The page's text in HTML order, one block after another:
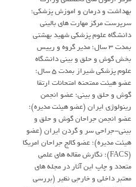
بهداشت و درمان و اموزش پزشکی؛
سرپرست مرکز مهارت های بالینی
دانشگاه علوم پزشکی شهید بهشتی
بمدت 3 سال؛ مدیر گروه و رییس
بخش گوش و حلق و بینی دانشگاه
علوم پزشکی شیراز بمدت 5 سال؛
عضو هیئت ممتحنه امتحانات ارتقا
گوش و حلق و بینی؛ عضو انجمن
رینولوژی ایران (عضو هیئت مدیره)؛
عضو انجمن جراحان گوش و حلق و
بینی-جراحی سر و گردن ایران (عضو
هیئت مدیره)؛ عضو کالج جراحان امریکا
(FACS)؛ نگارش مقاله های علمی
متعدد و چاپ این آثار در مجله های
معتبر داخلی و خارجی نظیر (بررسی